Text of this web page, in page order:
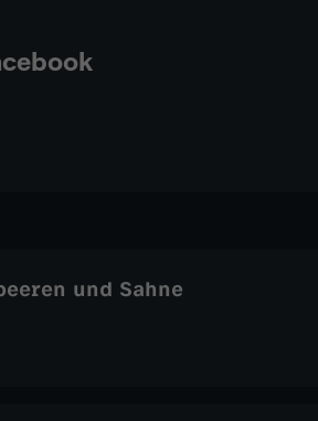
und Sahne